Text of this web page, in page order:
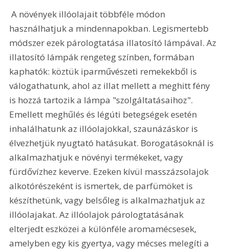
A növények illóolajait többféle módon
használhatjuk a mindennapokban. Legismertebb
módszer ezek párologtatása illatosító lámpával. Az
illatosító lámpák rengeteg színben, formában
kaphatók: köztük iparművészeti remekekből is
válogathatunk, ahol az illat mellett a meghitt fény
is hozzá tartozik a lámpa "szolgáltatásaihoz".
Emellett meghűlés és légúti betegségek esetén
inhalálhatunk az illóolajokkal, szaunázáskor is
élvezhetjük nyugtató hatásukat. Borogatásoknál is
alkalmazhatjuk e növényi termékeket, vagy
fürdővízhez keverve. Ezeken kívül masszázsolajok
alkotórészeként is ismertek, de parfümöket is
készíthetünk, vagy belsőleg is alkalmazhatjuk az
illóolajakat. Az illóolajok párologtatásának
elterjedt eszközei a különféle aromamécsesek,
amelyben egy kis gyertya, vagy mécses melegíti a